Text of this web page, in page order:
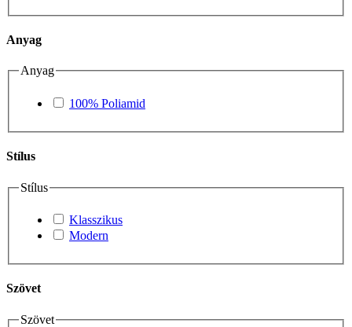
Anyag
Anyag
100% Poliamid
Stílus
Stílus
Klasszikus
Modern
Szövet
Szövet